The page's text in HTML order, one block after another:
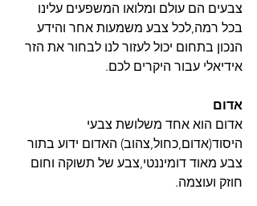
צבעים הם עולם ומלואו המשפעים עלינו
בכל רמה,לכל צבע משמעות אחר והידע
הנכון בתחום יכול לעזור לנו לבחור את הזר
אידיאלי עבור היקרים לכם.
אדום
אדום הוא אחד משלושת צבעי
היסוד(אדום,כחול,צהוב) האדום ידוע בתור
צבע מאוד דומיננטי,צבע של תשוקה וחום
חוזק ועוצמה.